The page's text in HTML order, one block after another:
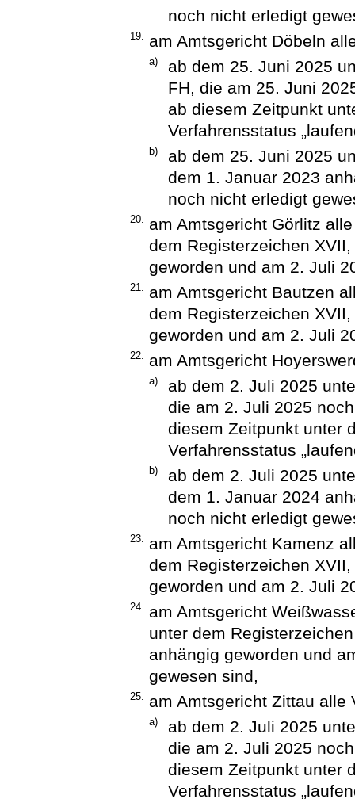
noch nicht erledigt
19. am Amtsgericht Döbeln
a)
ab dem 25. Juni 2025
FH, die am 25. Juni
ab diesem Zeitpunkt
Verfahrensstatus
b)
ab dem 25. Juni 2025
dem 1. Januar 2023
noch nicht erledigt
20. am Amtsgericht Görlitz
dem Registerzeichen
geworden und am 2. Juli
21. am Amtsgericht Bautzen
dem Registerzeichen
geworden und am 2. Juli
22. am Amtsgericht
a)
ab dem 2. Juli 2025
die am 2. Juli 2025
diesem Zeitpunkt unter
Verfahrensstatus
b)
ab dem 2. Juli 2025
dem 1. Januar 2024
noch nicht erledigt
23. am Amtsgericht Kamenz
dem Registerzeichen
geworden und am 2. Juli
24. am Amtsgericht
unter dem
anhängig geworden und
gewesen sind,
25. am Amtsgericht Zittau alle
a)
ab dem 2. Juli 2025
die am 2. Juli 2025
diesem Zeitpunkt unter
Verfahrensstatus